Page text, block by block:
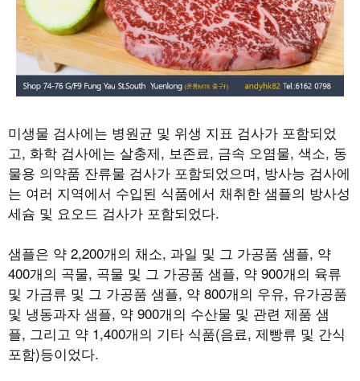
미생물 검사에는 병원균 및 위생 지표 검사가 포함되었
고, 화학 검사에는 살충제, 보존료, 금속 오염물, 색소, 동
물용 의약품 잔류물 검사가 포함되었으며, 방사능 검사에
는 여러 지역에서 수입된 식품에서 채취한 샘플의 방사성
세슘 및 요오드 검사가 포함되었다.
샘플은 약 2,200개의 채소, 과일 및 그 가공품 샘플, 약
400개의 곡물, 곡물 및 그 가공품 샘플, 약 900개의 육류
및 가금류 및 그 가공품 샘플, 약 800개의 우유, 유가공품
및 냉동과자 샘플, 약 900개의 수산물 및 관련 제품 샘
플, 그리고 약 1,400개의 기타 식품(음료, 제빵류 및 간식
포함)등이었다.